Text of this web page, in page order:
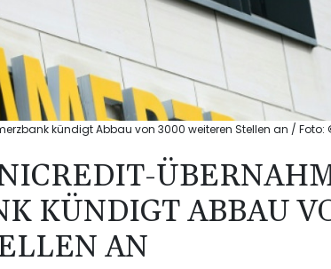
kündigt Abbau von 3000 weiteren Stellen an / Foto:
KÜNDIGT ABBAU
AN